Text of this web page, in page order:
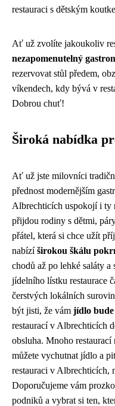
restauraci s dětským
Ať už zvolíte jakoukoliv
nezapomenutelný
rezervovat stůl předem,
víkendech, kdy bývá v
Dobrou chuť!
Široká nabídka
Ať už jste milovníci
přednost modernějším
Albrechticích uspokojí i ty
přijdou rodiny s dětmi,
přátel, která si chce užít
nabízíširokou škálu
chodů až po lehké saláty a
jídelního lístku restaurace
čerstvých lokálních
být jisti, že vám jídlo
restaurací v Albrechticích
obsluha. Mnoho
můžete vychutnat jídlo a
restauraci v Albrechticích,
Doporučujeme vám
podniků a vybrat si ten,